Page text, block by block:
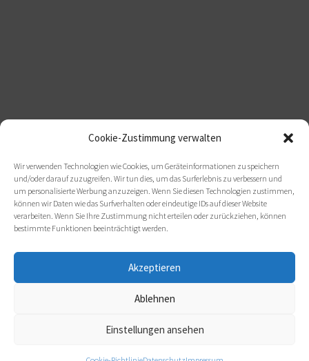
Cookie-Zustimmung verwalten
Wir verwenden Technologien wie Cookies, um Geräteinformationen zu speichern
und/oder darauf zuzugreifen. Wir tun dies, um das Surferlebnis zu verbessern und
um personalisierte Werbung anzuzeigen. Wenn Sie diesen Technologien zustimmen,
können wir Daten wie das Surfverhalten oder eindeutige IDs auf dieser Website
verarbeiten. Wenn Sie Ihre Zustimmung nicht erteilen oder zurückziehen, können
bestimmte Funktionen beeinträchtigt werden.
Akzeptieren
Ablehnen
Einstellungen ansehen